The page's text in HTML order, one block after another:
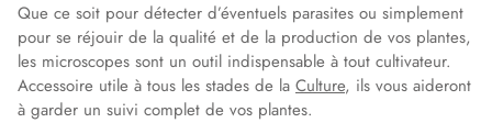
Que ce soit pour détecter d’éventuels parasites ou simplement
pour se réjouir de la qualité et de la production de vos plantes,
les microscopes sont un outil indispensable à tout cultivateur.
Accessoire utile à tous les stades de la Culture, ils vous aideront
à garder un suivi complet de vos plantes.